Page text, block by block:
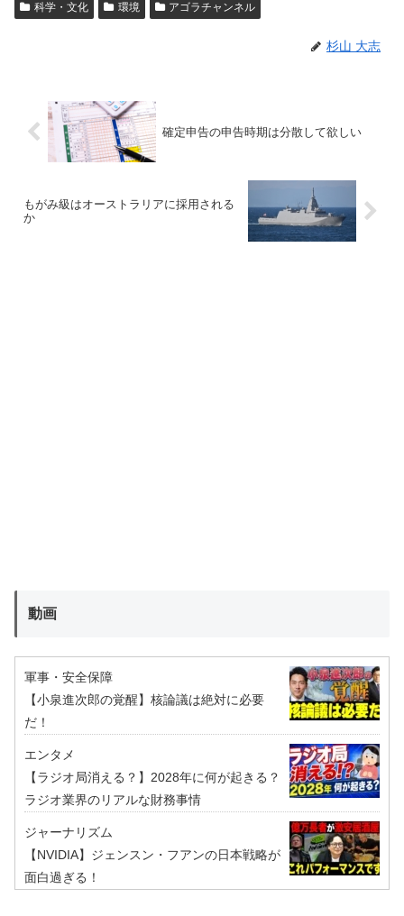
科学・文化 環境 アゴラチャンネル
杉山 大志
確定申告の申告時期は分散して欲しい
もがみ級はオーストラリアに採用される
か
動画
軍事・安全保障
【小泉進次郎の覚醒】核論議は絶対に必要
だ！
エンタメ
【ラジオ局消える？】2028年に何が起きる？
ラジオ業界のリアルな財務事情
ジャーナリズム
【NVIDIA】ジェンスン・フアンの日本戦略が
面白過ぎる！